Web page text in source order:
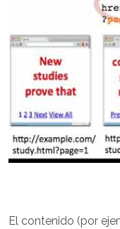
El contenido (por